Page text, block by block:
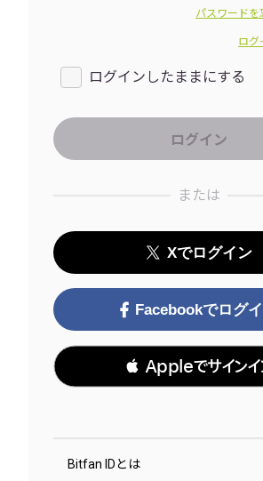
パスワードを
ログ
ログインしたままにする
または
Xでログイン
Facebookでログ
 Appleでサインイ
Bitfan IDとは